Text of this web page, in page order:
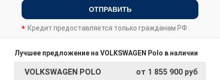
ОТПРАВИТЬ
Кредит предоставляется только гражданам РФ
Лучшее предложение на VOLKSWAGEN Polo в наличии
VOLKSWAGEN POLO от 1 855 900 руб